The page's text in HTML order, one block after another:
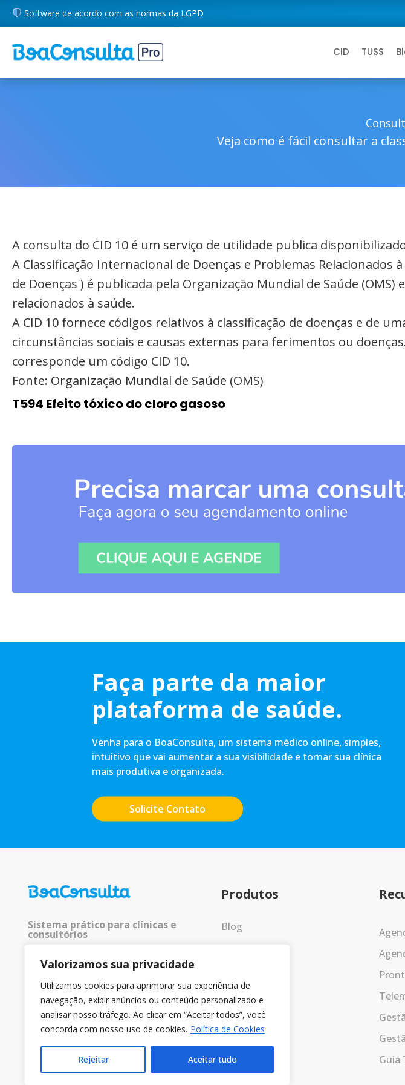
Valorizamos sua privacidade
Utilizamos cookies para aprimorar sua experiência de
navegação, exibir anúncios ou conteúdo personalizado e
analisar nosso tráfego. Ao clicar em “Aceitar todos”, você
concorda com nosso uso de cookies. Política de Cookies
Rejeitar Aceitar tudo
Software de acordo com as normas da LGPD
CID TUSS
Veja como é fácil consultar a
A consulta do CID 10 é um serviço de utilidade publica
A Classificação Internacional de Doenças e Problemas Relacionados
de Doenças ) é publicada pela Organização Mundial de Saúde
relacionados à saúde.
A CID 10 fornece códigos relativos à classificação de doenças e de
circunstâncias sociais e causas externas para ferimentos ou
corresponde um código CID 10.
Fonte: Organização Mundial de Saúde (OMS)
T594 Efeito tóxico do cloro gasoso
Faça parte da maior
plataforma de saúde.
Venha para o BoaConsulta, um sistema médico online, simples,
intuitivo que vai aumentar a sua visibilidade e tornar sua clínica
mais produtiva e organizada.
Solicite Contato
Sistema prático para clínicas e
consultórios
© 2025 Todos os direitos
Produtos
Blog
Guia